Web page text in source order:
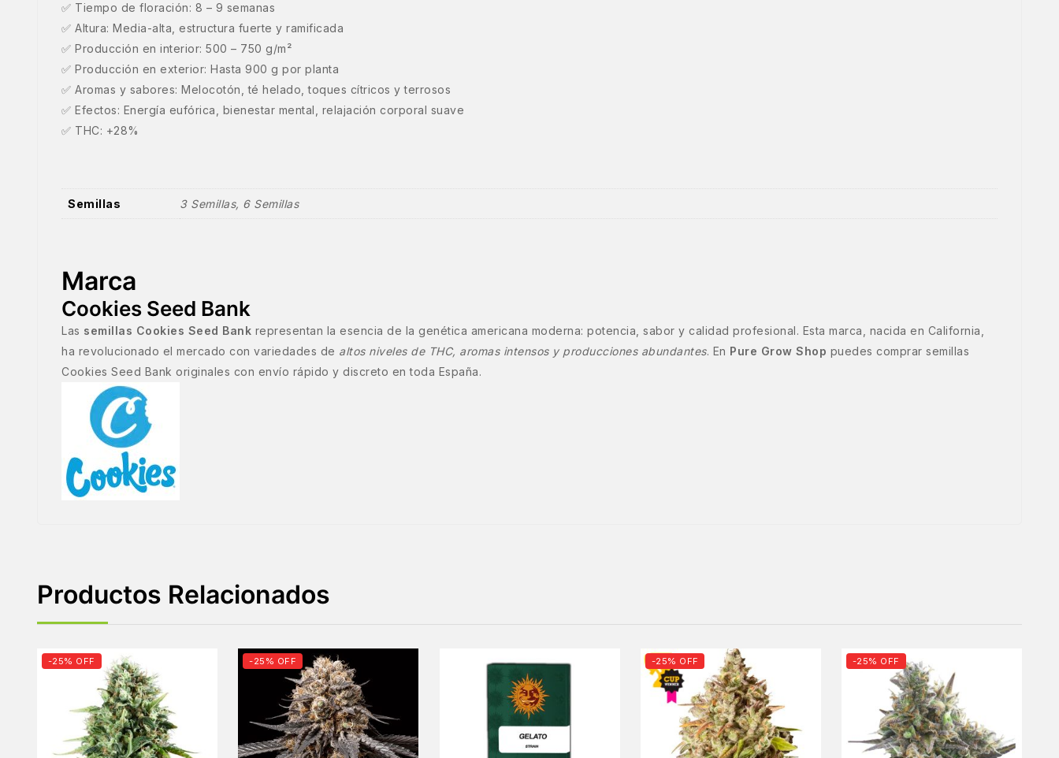
✅ Tiempo de floración: 8 – 9 semanas
✅ Altura: Media-alta, estructura fuerte y ramificada
✅ Producción en interior: 500 – 750 g/m²
✅ Producción en exterior: Hasta 900 g por planta
✅ Aromas y sabores: Melocotón, té helado, toques cítricos y terrosos
✅ Efectos: Energía eufórica, bienestar mental, relajación corporal suave
✅ THC: +28%
Semillas 3 Semillas, 6 Semillas
Marca
Cookies Seed Bank
Las semillas Cookies Seed Bank representan la esencia de la genética americana moderna: potencia, sabor y calidad profesional. Esta marca, nacida en California,
ha revolucionado el mercado con variedades de altos niveles de THC, aromas intensos y producciones abundantes. En Pure Grow Shop puedes comprar semillas
Cookies Seed Bank originales con envío rápido y discreto en toda España.
Productos Relacionados
-25% OFF -25% OFF -25% OFF -25% OFF